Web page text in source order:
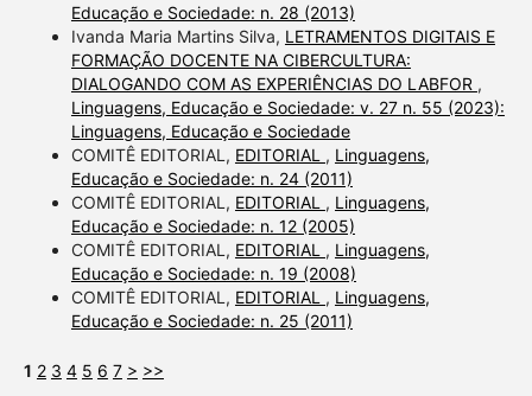
Educação e Sociedade: n. 28 (2013)
Ivanda Maria Martins Silva, LETRAMENTOS DIGITAIS E
FORMAÇÃO DOCENTE NA CIBERCULTURA:
DIALOGANDO COM AS EXPERIÊNCIAS DO LABFOR ,
Linguagens, Educação e Sociedade: v. 27 n. 55 (2023):
Linguagens, Educação e Sociedade
COMITÊ EDITORIAL, EDITORIAL , Linguagens,
Educação e Sociedade: n. 24 (2011)
COMITÊ EDITORIAL, EDITORIAL , Linguagens,
Educação e Sociedade: n. 12 (2005)
COMITÊ EDITORIAL, EDITORIAL , Linguagens,
Educação e Sociedade: n. 19 (2008)
COMITÊ EDITORIAL, EDITORIAL , Linguagens,
Educação e Sociedade: n. 25 (2011)
1 2 3 4 5 6 7 > >>